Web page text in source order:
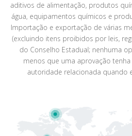
aditivos de alimentação, produtos
água, equipamentos químicos e
Importação e exportação de várias
(excluindo itens proibidos por leis,
do Conselho Estadual; nenhuma
menos que uma aprovação
autoridade relacionada quando